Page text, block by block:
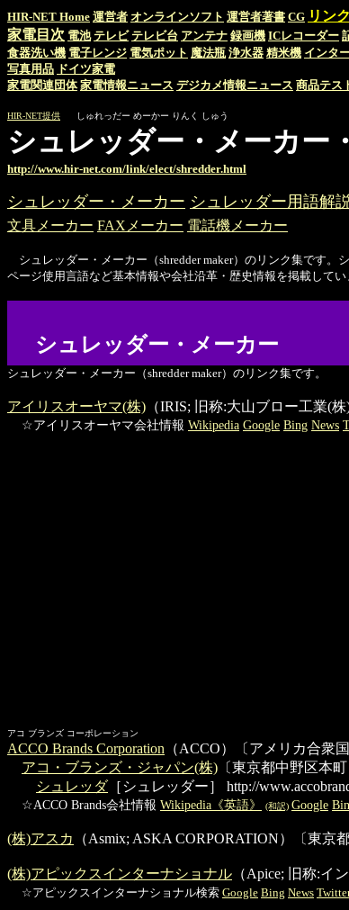
HIR-NET Home 運営者 オンラインソフト 運営者著書 CG リン
家電目次 電池 テレビ テレビ台 アンテナ 録画機 ICレコーダー
食器洗い機 電子レンジ 電気ポット 魔法瓶 浄水器 精米機 インタ
写真用品 ドイツ家電
家電関連団体 家電情報ニュース デジカメ情報ニュース 商品テス
HIR-NET提供 しゅれっだー めーかー りんく しゅう
シュレッダー・メーカー
http://www.hir-net.com/link/elect/shredder.html
シュレッダー・メーカー シュレッダー用語解
文具メーカー FAXメーカー 電話機メーカー
シュレッダー・メーカー（shredder maker）のリンク集です。
ページ使用言語など基本情報や会社沿革・歴史情報を掲載して
シュレッダー・メーカー
シュレッダー・メーカー（shredder maker）のリンク集です。
アイリスオーヤマ(株) （IRIS; 旧称:大山ブロー工業(
☆アイリスオーヤマ会社情報 Wikipedia Google Bing News
アコ ブランズ コーポレーション
ACCO Brands Corporation （ACCO）〔アメリカ合衆
アコ・ブランズ・ジャパン(株) 〔東京都中野区本
シュレッダ［シュレッダー］ http://
☆ACCO Brands会社情報 Wikipedia《英語》 (和訳) Google
(株)アスカ （Asmix; ASKA CORPORATION）〔東
(株)アピックスインターナショナル （Apice; 旧称:イ
☆アピックスインターナショナル検索 Google Bing News